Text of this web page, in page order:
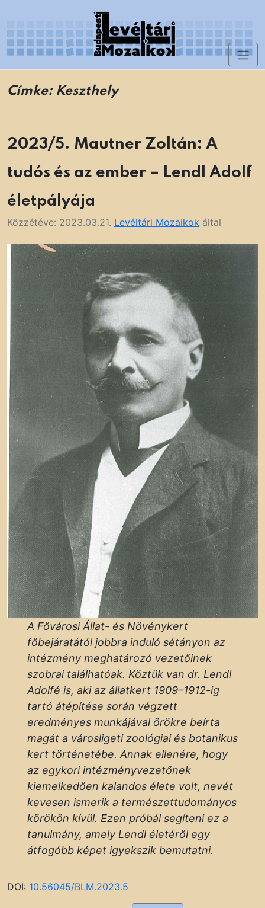
content
Címke: Keszthely
2023/5. Mautner Zoltán: A
tudós és az ember – Lendl Adolf
életpályája
Közzétéve: 2023.03.21. Levéltári Mozaikok által
A Fővárosi Állat- és Növénykert
főbejáratától jobbra induló sétányon az
intézmény meghatározó vezetőinek
szobrai találhatóak. Köztük van dr. Lendl
Adolfé is, aki az állatkert 1909–1912-ig
tartó átépítése során végzett
eredményes munkájával örökre beírta
magát a városligeti zoológiai és botanikus
kert történetébe. Annak ellenére, hogy
az egykori intézményvezetőnek
kiemelkedően kalandos élete volt, nevét
kevesen ismerik a természettudományos
körökön kívül. Ezen próbál segíteni ez a
tanulmány, amely Lendl életéről egy
átfogóbb képet igyekszik bemutatni.
DOI: 10.56045/BLM.2023.5